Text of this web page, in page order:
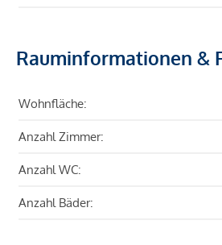
Rauminformationen &
Wohnfläche:
Anzahl Zimmer:
Anzahl WC:
Anzahl Bäder: